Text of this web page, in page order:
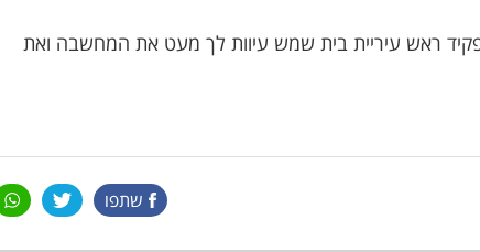
ראש עיריית בית שמש עיוות לך מעט את המחשבה ואת
שתפו